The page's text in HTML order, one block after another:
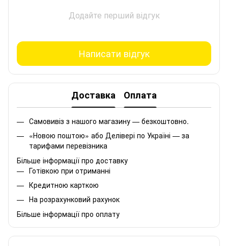
Додайте перший відгук
Написати відгук
Доставка Оплата
Самовивіз з нашого магазину — безкоштовно.
«Новою поштою» або Делівері по Україні — за
тарифами перевізника
Більше інформації про доставку
Готівкою при отриманні
Кредитною карткою
На розрахунковий рахунок
Більше інформації про оплату